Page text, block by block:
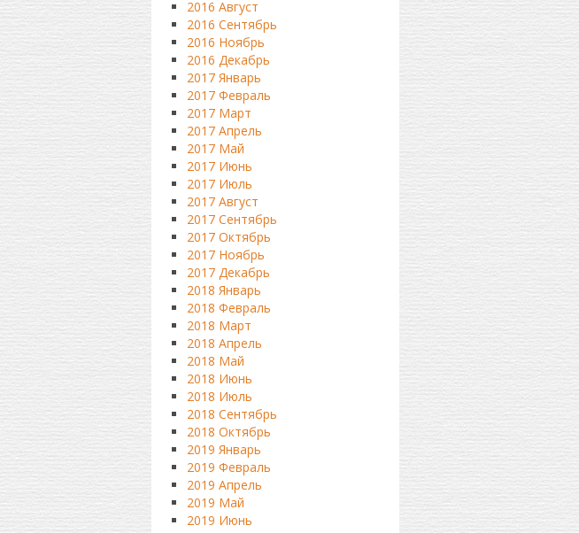
2016 Август
2016 Сентябрь
2016 Ноябрь
2016 Декабрь
2017 Январь
2017 Февраль
2017 Март
2017 Апрель
2017 Май
2017 Июнь
2017 Июль
2017 Август
2017 Сентябрь
2017 Октябрь
2017 Ноябрь
2017 Декабрь
2018 Январь
2018 Февраль
2018 Март
2018 Апрель
2018 Май
2018 Июнь
2018 Июль
2018 Сентябрь
2018 Октябрь
2019 Январь
2019 Февраль
2019 Апрель
2019 Май
2019 Июнь